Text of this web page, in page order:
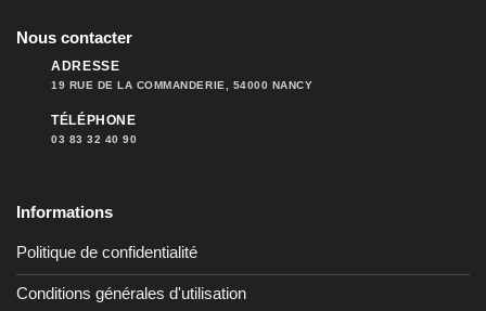
Nous contacter
ADRESSE
19 RUE DE LA COMMANDERIE, 54000 NANCY
TÉLÉPHONE
03 83 32 40 90
Informations
Politique de confidentialité
Conditions générales d'utilisation